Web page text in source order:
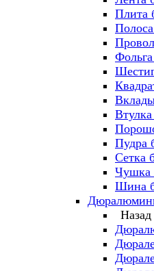
Плита
Пудра
Сетка
Чушка
Шина
Назад